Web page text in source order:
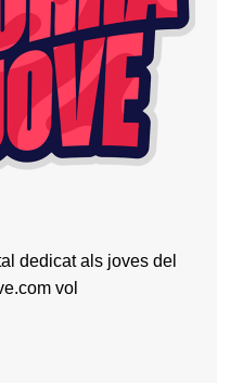
dedicat als joves del
vol